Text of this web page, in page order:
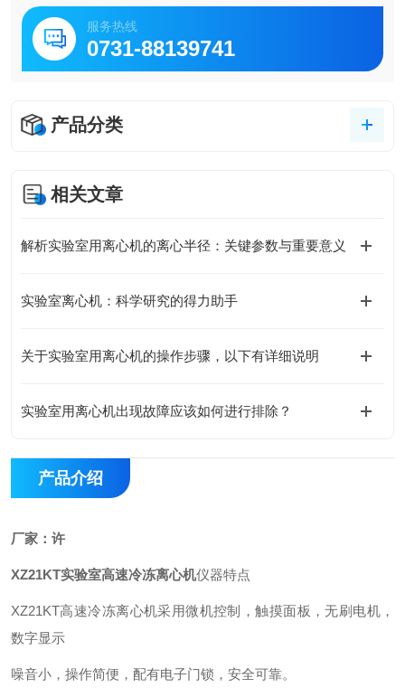
服务热线
0731-88139741
产品分类
相关文章
解析实验室用离心机的离心半径：关键参数与重要意义
实验室离心机：科学研究的得力助手
关于实验室用离心机的操作步骤，以下有详细说明
实验室用离心机出现故障应该如何进行排除？
产品介绍
厂家：许
XZ21KT实验室高速冷冻离心机仪器特点
XZ21KT高速冷冻离心机采用微机控制，触摸面板，无刷电机，
数字显示
噪音小，操作简便，配有电子门锁，安全可靠。